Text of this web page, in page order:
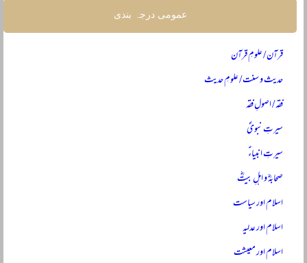
عمومی درجہ بندی
قرآن / علومِ قرآن
حدیث و سنت / علومِ حدیث
فقہ / اصولِ فقہ
سیرتِ نبویؐ
سیرتِ انبیاءؑ
صحابہؓ و اہلِ بیتؓ
اسلام اور سیاست
اسلام اور عدلیہ
اسلام اور معیشت